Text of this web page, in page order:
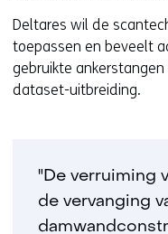
Deltares wil de
toepassen en beveelt
gebruikte
dataset-uitbreiding.
"De verruiming
de vervanging